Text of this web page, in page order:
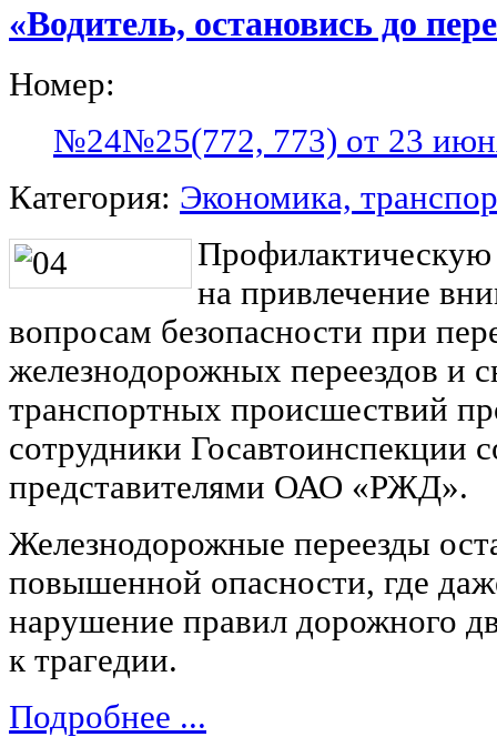
«Водитель, остановись до
Номер:
№24№25(772, 773) от 23
Категория: Экономика,
на привлечение
вопросам безопасности при
железнодорожных переездов и
транспортных происшествий
сотрудники Госавтоинспекции
представителями ОАО «РЖД».
Железнодорожные переезды
повышенной опасности, где
нарушение правил дорожного
к трагедии.
Подробнее ...